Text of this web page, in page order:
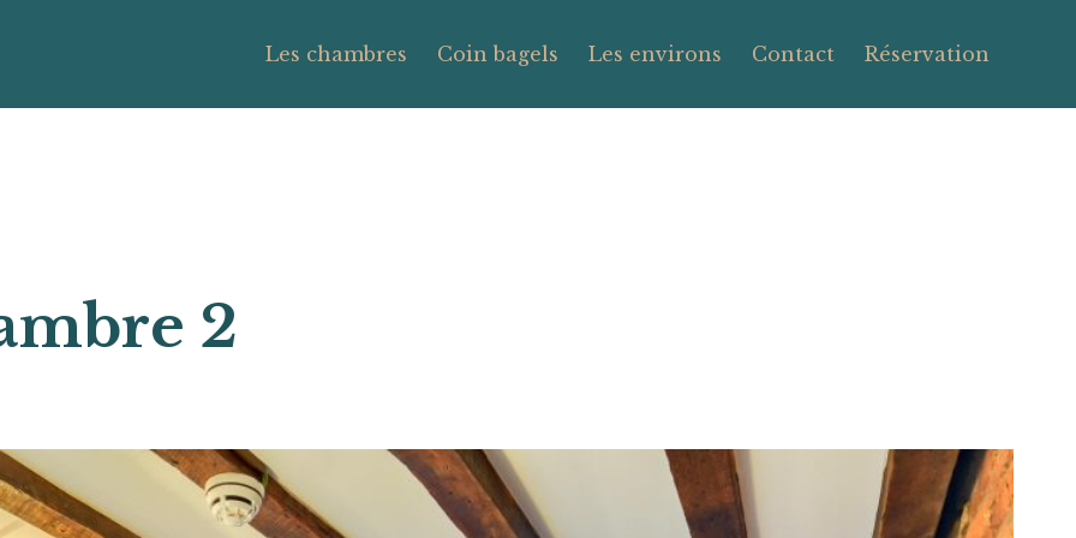
Les chambres Coin bagels Les environs Contact Réservation
2